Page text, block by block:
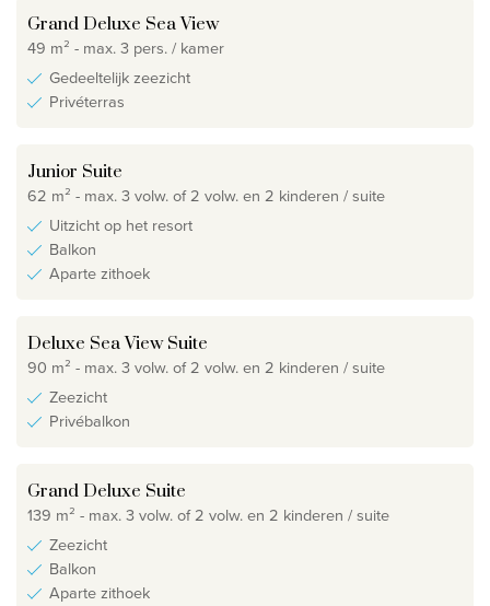
Grand Deluxe Sea View
49 m² - max. 3 pers. / kamer
Gedeeltelijk zeezicht
Privéterras
Junior Suite
62 m² - max. 3 volw. of 2 volw. en 2 kinderen / suite
Uitzicht op het resort
Balkon
Aparte zithoek
Deluxe Sea View Suite
90 m² - max. 3 volw. of 2 volw. en 2 kinderen / suite
Zeezicht
Privébalkon
Grand Deluxe Suite
139 m² - max. 3 volw. of 2 volw. en 2 kinderen / suite
Zeezicht
Balkon
Aparte zithoek